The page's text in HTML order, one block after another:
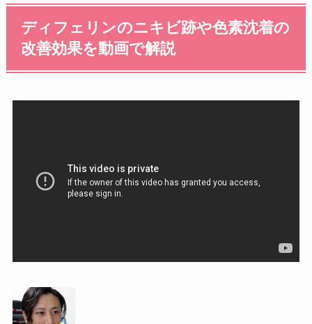
ディフェリンのニキビ跡や色素沈着の
改善効果を動画で解説